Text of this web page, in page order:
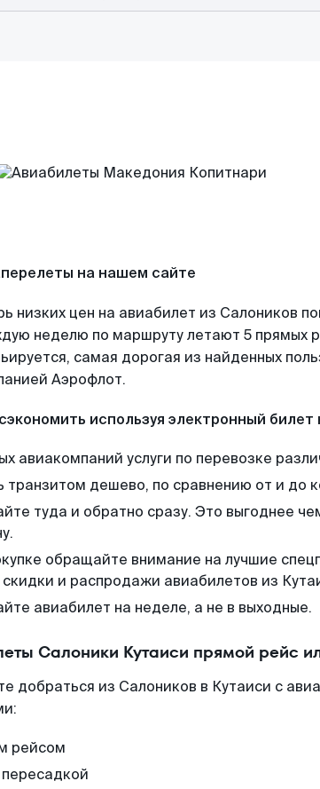
на нашем сайте
низких цен на авиабилет из Салоников
неделю по маршруту летают 5 прямых
самая дорогая из найденных
Аэрофлот.
используя электронный
авиакомпаний услуги по перевозке
транзитом дешево, по сравнению от и до
туда и обратно сразу. Это выгоднее
обращайте внимание на лучшие
и распродажи авиабилетов из
авиабилет на неделе, а не в выходные.
Салоники Кутаиси прямой рейс
добраться из Салоников в Кутаиси с
рейсом